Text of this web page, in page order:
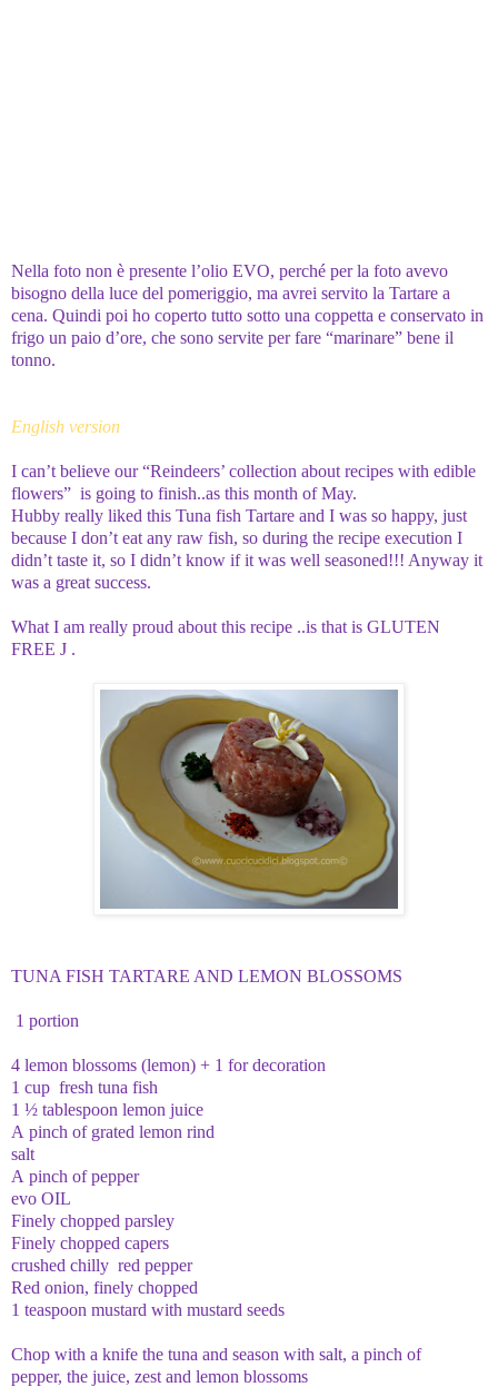
Nella foto non è presente l’olio EVO, perché per la foto avevo
bisogno della luce del pomeriggio, ma avrei servito la Tartare a
cena. Quindi poi ho coperto tutto sotto una coppetta e conservato in
frigo un paio d’ore, che sono servite per fare “marinare” bene il
tonno.
English version
I can’t believe our “Reindeers’ collection about recipes with edible
flowers” is going to finish..as this month of May.
Hubby really liked this Tuna fish Tartare and I was so happy, just
because I don’t eat any raw fish, so during the recipe execution I
didn’t taste it, so I didn’t know if it was well seasoned!!! Anyway it
was a great success.
What I am really proud about this recipe ..is that is GLUTEN
FREE J .
TUNA FISH TARTARE AND LEMON BLOSSOMS
1 portion
4 lemon blossoms (lemon) + 1 for decoration
1 cup fresh tuna fish
1 ½ tablespoon lemon juice
A pinch of grated lemon rind
salt
A pinch of pepper
evo OIL
Finely chopped parsley
Finely chopped capers
crushed chilly red pepper
Red onion, finely chopped
1 teaspoon mustard with mustard seeds
Chop with a knife the tuna and season with salt, a pinch of
pepper, the juice, zest and lemon blossoms